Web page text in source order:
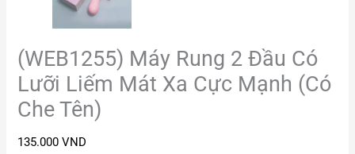
(WEB1255) Máy Rung 2 Đầu Có
Lưỡi Liếm Mát Xa Cực Mạnh (Có
Che Tên)
135.000VND